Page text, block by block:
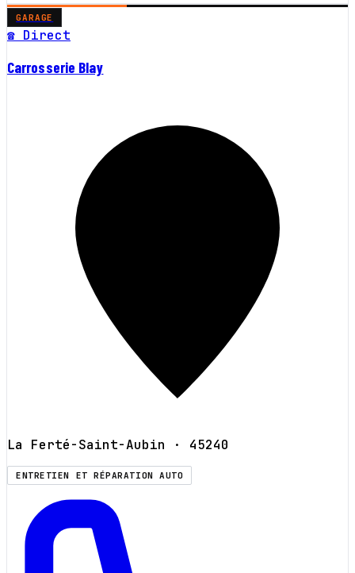
GARAGE
☎ Direct
Carrosserie Blay
La Ferté-Saint-Aubin · 45240
ENTRETIEN ET RÉPARATION AUTO